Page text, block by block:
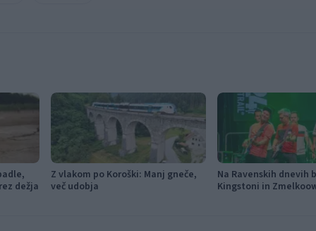
dežja
Z vlakom po Koroški: Manj gneče,
več udobja
Na Ravenskih dnevih
Kingstoni in